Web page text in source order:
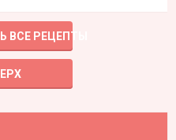
ВСЕ РЕЦЕПТЫ